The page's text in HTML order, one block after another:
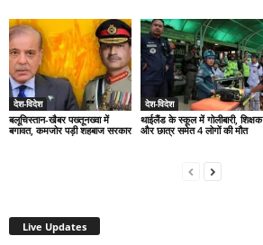
देश-विदेश
बलूचिस्तान-खैबर पख्तूनख्वा में
बगावत, कमजोर पड़ी शहबाज सरकार
देश-विदेश
थाईलैंड के स्कूल में गोलीबारी, शिक्षक
और छात्र समेत 4 लोगों की मौत
Live Updates